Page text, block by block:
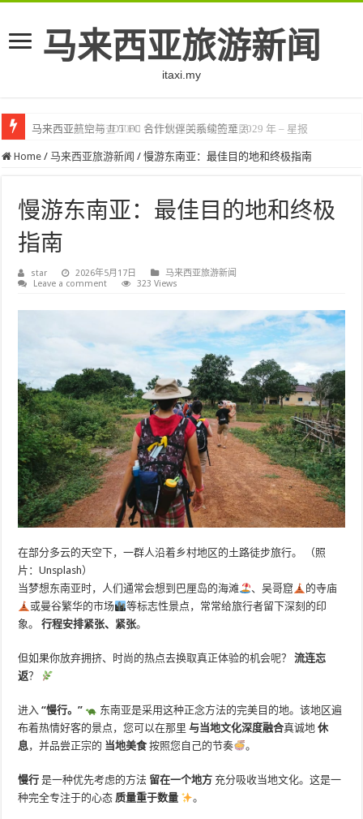
马来西亚旅游新闻
itaxi.my
马来西亚开始筛查 5000 名计划返回缅甸的难民
Home / 马来西亚旅游新闻 / 慢游东南亚：最佳目的地和终极指南
慢游东南亚：最佳目的地和终极
指南
star 2026年5月17日
马来西亚旅游新闻
Leave a comment
323 Views
在部分多云的天空下，一群人沿着乡村地区的土路徒步旅行。 （照
片：Unsplash）
当梦想东南亚时，人们通常会想到巴厘岛的海滩
、吴哥窟
的寺庙
或曼谷繁华的市场
等标志性景点，常常给旅行者留下深刻的印
象。行程安排紧张、紧张。
但如果你放弃拥挤、时尚的热点去换取真正体验的机会呢？流连忘
返？
进入“慢行。”
东南亚是采用这种正念方法的完美目的地。该地区遍
布着热情好客的景点，您可以在那里与当地文化深度融合真诚地休
息，并品尝正宗的 当地美食 按照您自己的节奏 。
慢行 是一种优先考虑的方法 留在一个地方 充分吸收当地文化。这是一
种完全专注于的心态 质量重于数量 。